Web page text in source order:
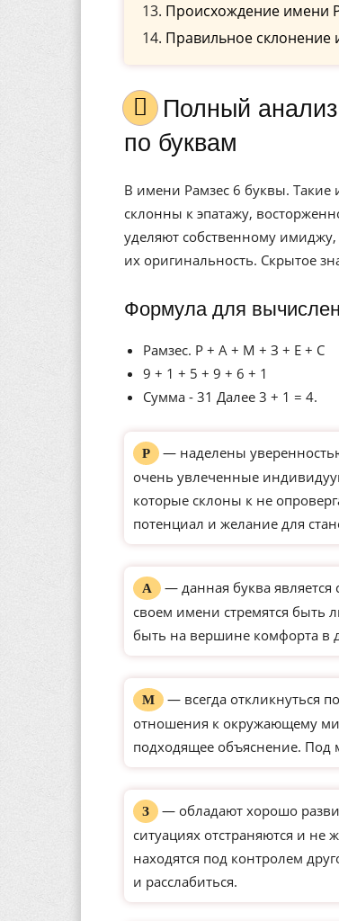
Происхождение имени
Правильное
Полный анализ имени Рамзес, значение, и расшифровка
по буквам
В имени Рамзес 6 буквы.
склонны к эпатажу,
уделяют собственному
их оригинальность. Скрытое
Формула для
Рамзес. Р + А + М + З + Е + С
9 + 1 + 5 + 9 + 6 + 1
Сумма - 31 Далее 3 + 1 = 4.
Р
— наделены
очень увлеченные
которые склоны к не
потенциал и желание для
А
— данная буква
своем имени стремятся быть
быть на вершине комфорта в
М
— всегда откликнуться
отношения к окружающему
подходящее объяснение. Под
З
— обладают хорошо
ситуациях отстраняются и
находятся под контролем
и расслабиться.